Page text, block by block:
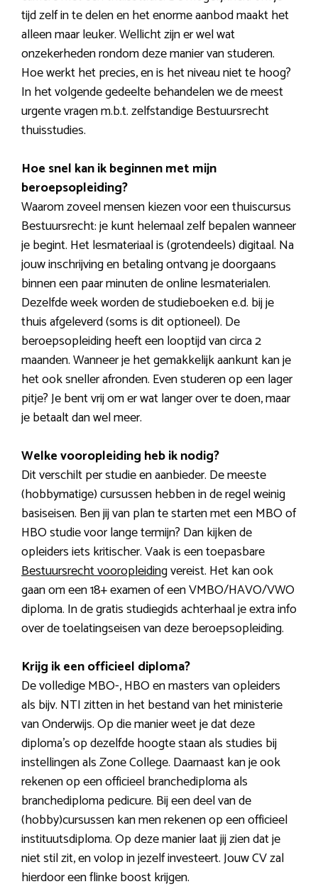
tijd zelf in te delen en het enorme aanbod maakt het
alleen maar leuker. Wellicht zijn er wel wat
onzekerheden rondom deze manier van studeren.
Hoe werkt het precies, en is het niveau niet te hoog?
In het volgende gedeelte behandelen we de meest
urgente vragen m.b.t. zelfstandige Bestuursrecht
thuisstudies.
Hoe snel kan ik beginnen met mijn
beroepsopleiding?
Waarom zoveel mensen kiezen voor een thuiscursus
Bestuursrecht: je kunt helemaal zelf bepalen wanneer
je begint. Het lesmateriaal is (grotendeels) digitaal. Na
jouw inschrijving en betaling ontvang je doorgaans
binnen een paar minuten de online lesmaterialen.
Dezelfde week worden de studieboeken e.d. bij je
thuis afgeleverd (soms is dit optioneel). De
beroepsopleiding heeft een looptijd van circa 2
maanden. Wanneer je het gemakkelijk aankunt kan je
het ook sneller afronden. Even studeren op een lager
pitje? Je bent vrij om er wat langer over te doen, maar
je betaalt dan wel meer.
Welke vooropleiding heb ik nodig?
Dit verschilt per studie en aanbieder. De meeste
(hobbymatige) cursussen hebben in de regel weinig
basiseisen. Ben jij van plan te starten met een MBO of
HBO studie voor lange termijn? Dan kijken de
opleiders iets kritischer. Vaak is een toepasbare
Bestuursrecht vooropleidingvereist. Het kan ook
gaan om een 18+ examen of een VMBO/HAVO/VWO
diploma. In de gratis studiegids achterhaal je extra info
over de toelatingseisen van deze beroepsopleiding.
Krijg ik een officieel diploma?
De volledige MBO-, HBO en masters van opleiders
als bijv. NTI zitten in het bestand van het ministerie
van Onderwijs. Op die manier weet je dat deze
diploma’s op dezelfde hoogte staan als studies bij
instellingen als Zone College. Daarnaast kan je ook
rekenen op een officieel branchediploma als
branchediploma pedicure. Bij een deel van de
(hobby)cursussen kan men rekenen op een officieel
instituutsdiploma. Op deze manier laat jij zien dat je
niet stil zit, en volop in jezelf investeert. Jouw CV zal
hierdoor een flinke boost krijgen.